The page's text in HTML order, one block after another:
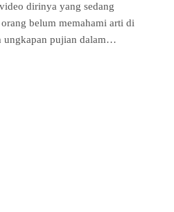
dirinya yang sedang
belum memahami arti di
ungkapan pujian dalam…